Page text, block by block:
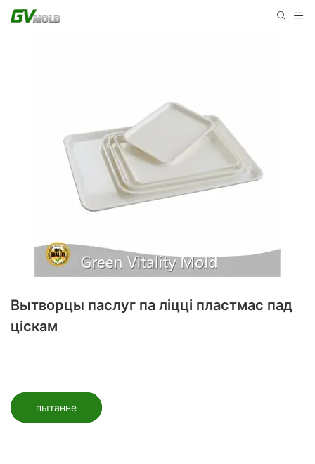
Вытворцы паслуг па ліцці пластмас пад
ціскам
пытанне